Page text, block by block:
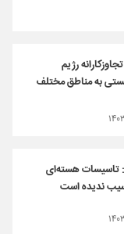
رژیم
به مناطق مختلف
۰۵
تاسیسات هسته‌ای
ندیده است
۰۵